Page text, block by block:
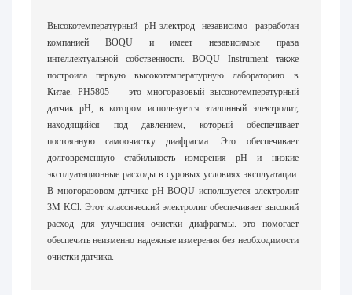
Высокотемпературный pH-электрод независимо разработан
компанией BOQU и имеет независимые права
интеллектуальной собственности. BOQU Instrument также
построила первую высокотемпературную лабораторию в
Китае. PH5805 — это многоразовый высокотемпературный
датчик pH, в котором используется эталонный электролит,
находящийся под давлением, который обеспечивает
постоянную самоочистку диафрагма. Это обеспечивает
долговременную стабильность измерения pH и низкие
эксплуатационные расходы в суровых условиях эксплуатации.
В многоразовом датчике pH BOQU используется электролит
3M KCl. Этот классический электролит обеспечивает высокий
расход для улучшения очистки диафрагмы. это помогает
обеспечить неизменно надежные измерения без необходимости
очистки датчика.